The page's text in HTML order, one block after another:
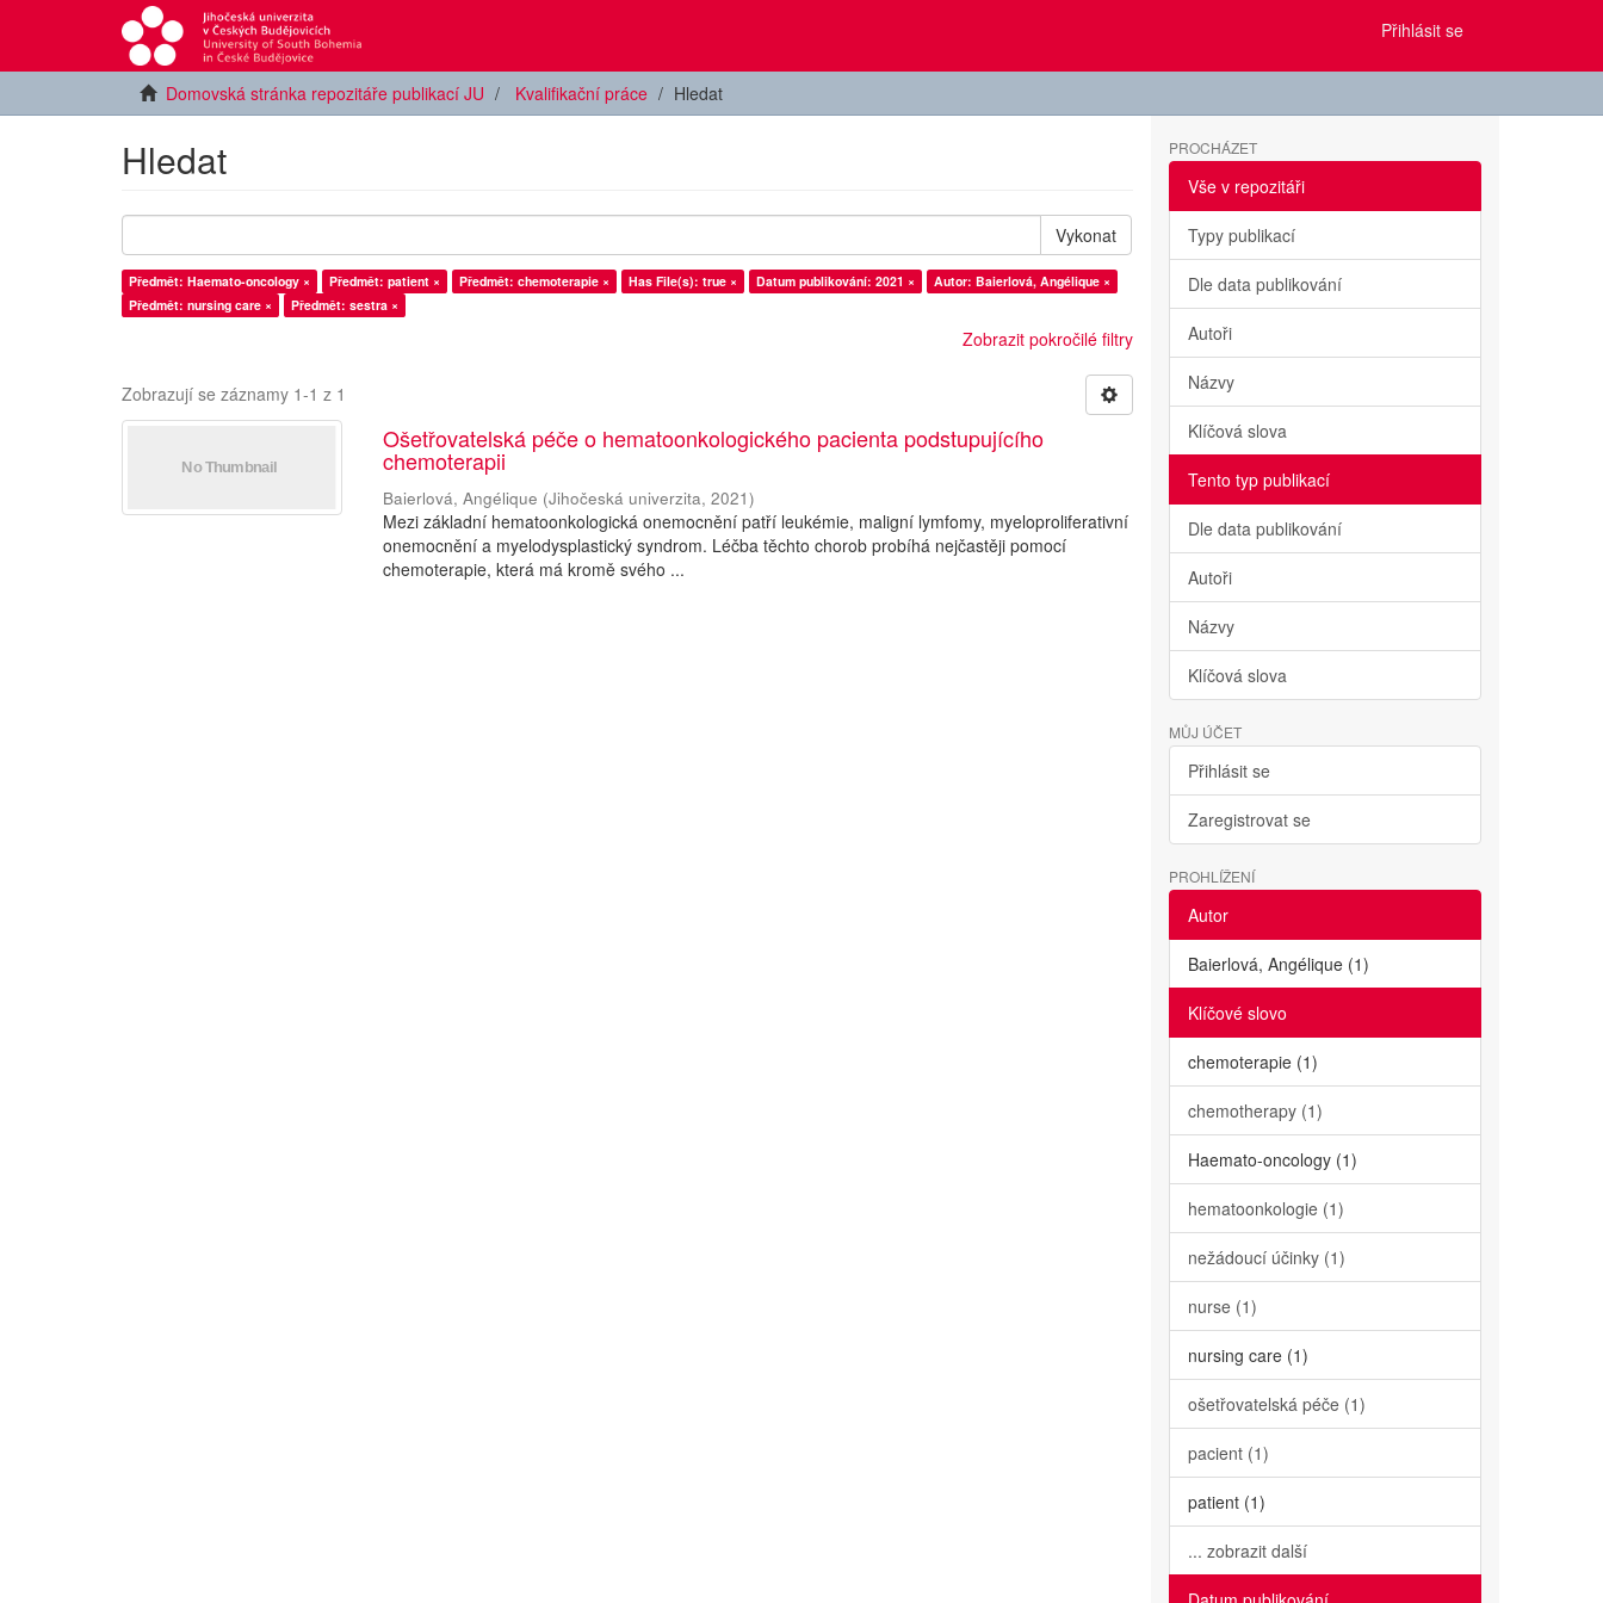
Přihlásit se
Domovská stránka repozitáře publikací JU Kvalifikační práce Hledat
Hledat
Vykonat
Předmět: Haemato-oncology × Předmět: patient × Předmět: chemoterapie × Has File(s): true × Datum publikování: 2021 ×
Autor: Baierlová, Angélique ×
Předmět: nursing care ×
Předmět: sestra ×
Zobrazit pokročilé filtry
Zobrazují se záznamy 1-1 z 1
Ošetřovatelská péče o hematoonkologického pacienta podstupujícího
chemoterapii
Baierlová, Angélique (Jihočeská univerzita,2021)
Mezi základní hematoonkologická onemocnění patří leukémie, maligní lymfomy, myeloproliferativní
onemocnění a myelodysplastický syndrom. Léčba těchto chorob probíhá nejčastěji pomocí
chemoterapie, která má kromě svého ...
PROCHÁZET
Vše v repozitáři
Typy publikací
Dle data publikování
Autoři
Názvy
Klíčová slova
Tento typ publikací
Dle data publikování
Autoři
Názvy
Klíčová slova
MŮJ ÚČET
Přihlásit se
Zaregistrovat se
PROHLÍŽENÍ
Autor
Baierlová, Angélique (1)
Klíčové slovo
chemoterapie (1)
chemotherapy (1)
Haemato-oncology (1)
hematoonkologie (1)
nežádoucí účinky (1)
nurse (1)
nursing care (1)
ošetřovatelská péče (1)
pacient (1)
patient (1)
... zobrazit další